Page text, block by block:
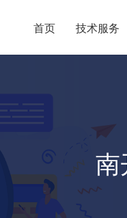
首页 技术服务
南